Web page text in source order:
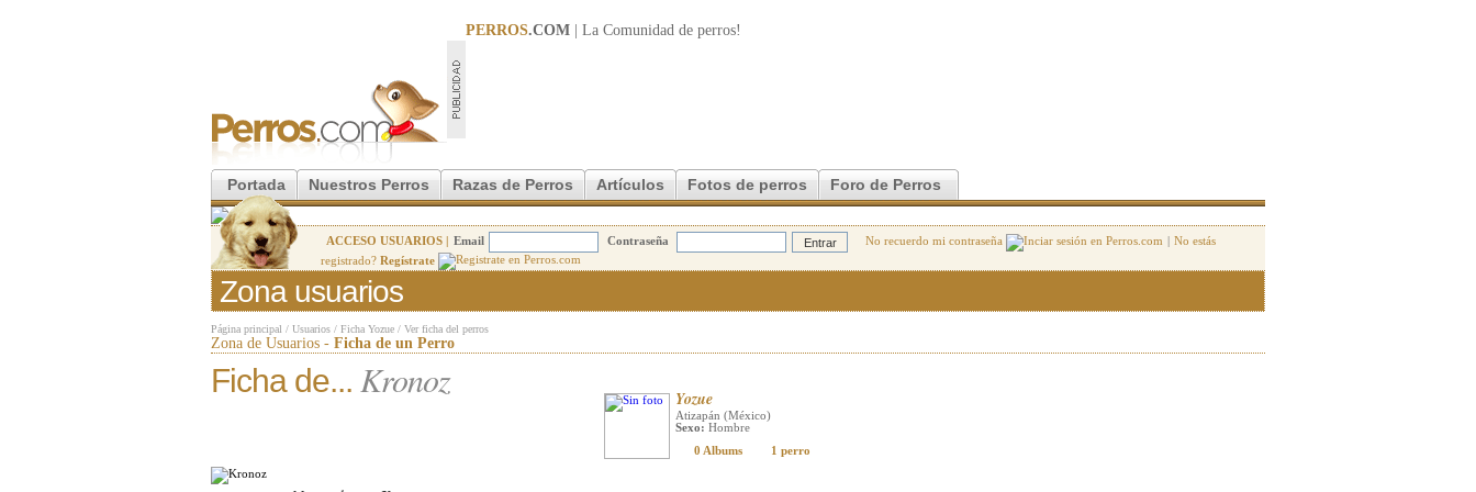
PERROS.COM | La Comunidad de perros!
Portada Nuestros Perros Razas de Perros Artículos Fotos de perros Foro de Perros
ACCESO USUARIOS | Email Contraseña No recuerdo mi contraseña | No estás
registrado? Regístrate
Zona usuarios
Página principal / Usuarios / Ficha Yozue / Ver ficha del perros
Zona de Usuarios - Ficha de un Perro
Ficha de... Kronoz Yozue
Atizapán (México)
Sexo: Hombre
0 Albums
1 perro